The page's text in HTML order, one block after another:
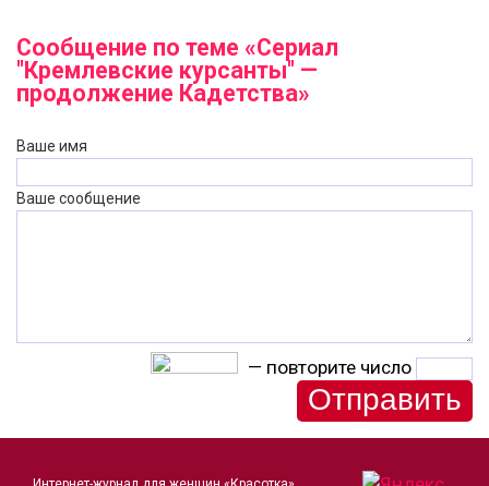
Сообщение по теме «Сериал
"Кремлевские курсанты" —
продолжение Кадетства»
Ваше имя
Ваше сообщение
— повторите число